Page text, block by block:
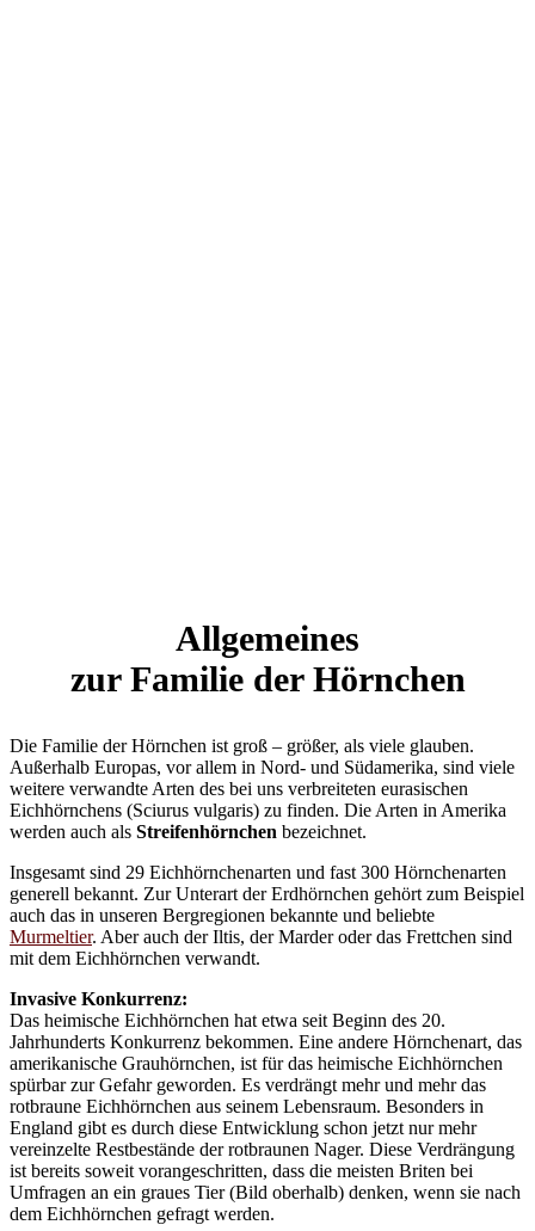
Allgemeines
zur Familie der Hörnchen
Die Familie der Hörnchen ist groß – größer, als viele glauben.
Außerhalb Europas, vor allem in Nord- und Südamerika, sind viele
weitere verwandte Arten des bei uns verbreiteten eurasischen
Eichhörnchens (Sciurus vulgaris) zu finden. Die Arten in Amerika
werden auch als Streifenhörnchen bezeichnet.
Insgesamt sind 29 Eichhörnchenarten und fast 300 Hörnchenarten
generell bekannt. Zur Unterart der Erdhörnchen gehört zum Beispiel
auch das in unseren Bergregionen bekannte und beliebte
Murmeltier. Aber auch der Iltis, der Marder oder das Frettchen sind
mit dem Eichhörnchen verwandt.
Invasive Konkurrenz:
Das heimische Eichhörnchen hat etwa seit Beginn des 20.
Jahrhunderts Konkurrenz bekommen. Eine andere Hörnchenart, das
amerikanische Grauhörnchen, ist für das heimische Eichhörnchen
spürbar zur Gefahr geworden. Es verdrängt mehr und mehr das
rotbraune Eichhörnchen aus seinem Lebensraum. Besonders in
England gibt es durch diese Entwicklung schon jetzt nur mehr
vereinzelte Restbestände der rotbraunen Nager. Diese Verdrängung
ist bereits soweit vorangeschritten, dass die meisten Briten bei
Umfragen an ein graues Tier (Bild oberhalb) denken, wenn sie nach
dem Eichhörnchen gefragt werden.